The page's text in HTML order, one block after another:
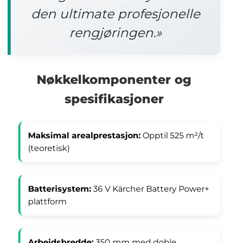
den ultimate profesjonelle
rengjøringen.»
Nøkkelkomponenter og
spesifikasjoner
Maksimal arealprestasjon:Opptil 525 m²/t
(teoretisk)
Batterisystem:36 V Kärcher Battery Power+
plattform